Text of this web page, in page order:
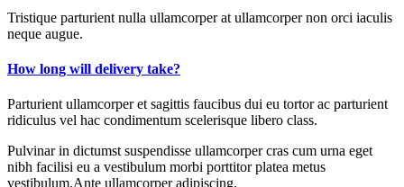
Tristique parturient nulla ullamcorper at ullamcorper non orci iaculis
neque augue.
How long will delivery take?
Parturient ullamcorper et sagittis faucibus dui eu tortor ac parturient
ridiculus vel hac condimentum scelerisque libero class.
Pulvinar in dictumst suspendisse ullamcorper cras cum urna eget
nibh facilisi eu a vestibulum morbi porttitor platea metus
vestibulum.Ante ullamcorper adipiscing.